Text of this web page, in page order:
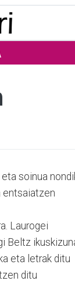
soinua
entsaiatzen
Laurogei
Beltz
eta letrak ditu
ditu